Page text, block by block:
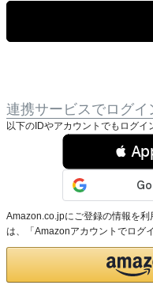
連携サービスでログイ
以下のIDやアカウントでもログイ

Amazon.co.jpにご登録の情報を
は、「Amazonアカウントでログ